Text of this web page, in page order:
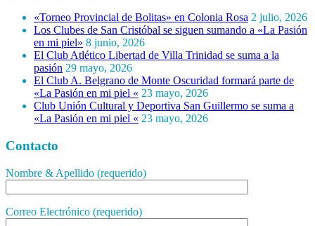
«Torneo Provincial de Bolitas» en Colonia Rosa 2 julio, 2026
Los Clubes de San Cristóbal se siguen sumando a «La Pasión
en mi piel» 8 junio, 2026
El Club Atlético Libertad de Villa Trinidad se suma a la
pasión 29 mayo, 2026
El Club A. Belgrano de Monte Oscuridad formará parte de
«La Pasión en mi piel « 23 mayo, 2026
Club Unión Cultural y Deportiva San Guillermo se suma a
«La Pasión en mi piel « 23 mayo, 2026
Contacto
Nombre & Apellido (requerido)
Correo Electrónico (requerido)